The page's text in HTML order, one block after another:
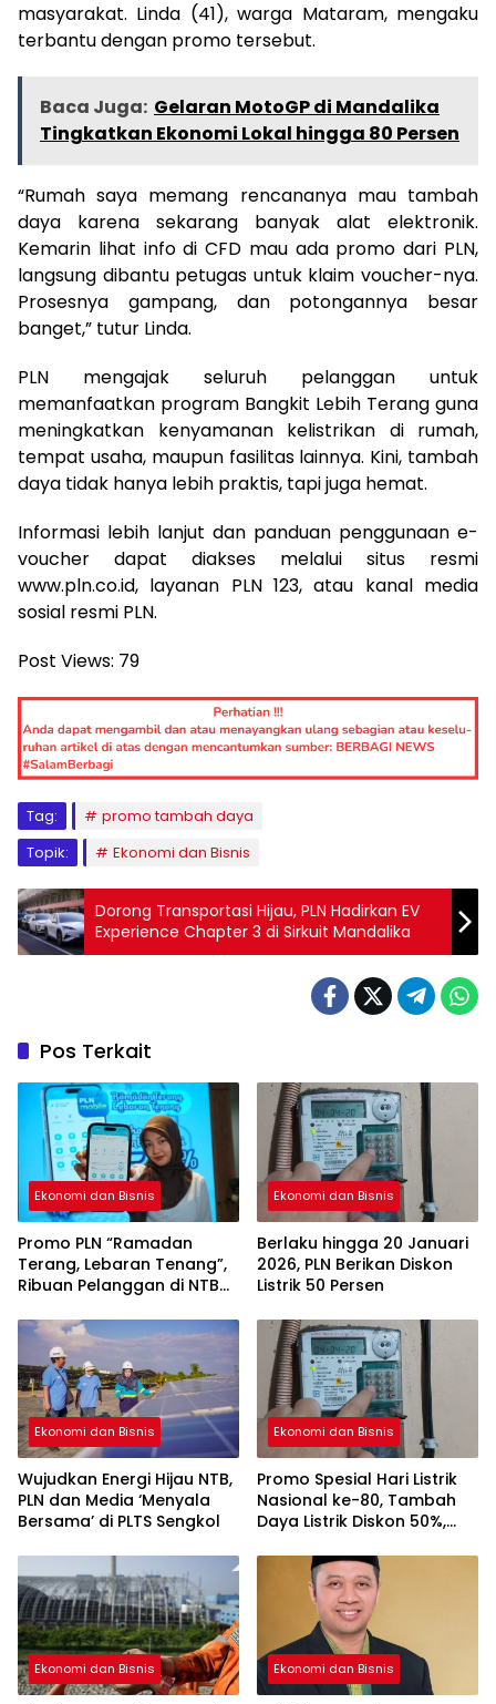
masyarakat. Linda (41), warga Mataram, mengaku
terbantu dengan promo tersebut.
Baca Juga: Gelaran MotoGP di Mandalika
Tingkatkan Ekonomi Lokal hingga 80 Persen
“Rumah saya memang rencananya mau tambah
daya karena sekarang banyak alat elektronik.
Kemarin lihat info di CFD mau ada promo dari PLN,
langsung dibantu petugas untuk klaim voucher-nya.
Prosesnya gampang, dan potongannya besar
banget,” tutur Linda.
PLN mengajak seluruh pelanggan untuk
memanfaatkan program Bangkit Lebih Terang guna
meningkatkan kenyamanan kelistrikan di rumah,
tempat usaha, maupun fasilitas lainnya. Kini, tambah
daya tidak hanya lebih praktis, tapi juga hemat.
Informasi lebih lanjut dan panduan penggunaan e-
voucher dapat diakses melalui situs resmi
www.pln.co.id, layanan PLN 123, atau kanal media
sosial resmi PLN.
Post Views: 79
Tag:
promo tambah daya
Topik:
Ekonomi dan Bisnis
Dorong Transportasi Hijau, PLN Hadirkan EV
Experience Chapter 3 di Sirkuit Mandalika
Pos Terkait
Ekonomi dan Bisnis
Promo PLN “Ramadan
Terang, Lebaran Tenang”,
Ribuan Pelanggan di NTB
Tambah Daya
Ekonomi dan Bisnis
Berlaku hingga 20 Januari
2026, PLN Berikan Diskon
Listrik 50 Persen
Ekonomi dan Bisnis
Wujudkan Energi Hijau NTB,
PLN dan Media ‘Menyala
Bersama’ di PLTS Sengkol
Ekonomi dan Bisnis
Promo Spesial Hari Listrik
Nasional ke-80, Tambah
Daya Listrik Diskon 50%,
Programnya!
Ekonomi dan Bisnis Ekonomi dan Bisnis